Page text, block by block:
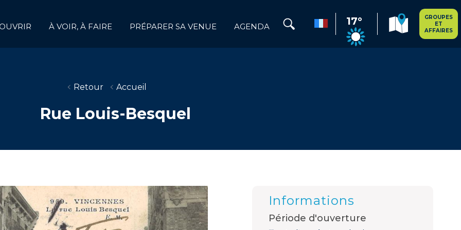
À VOIR, À FAIRE PRÉPARER SA VENUE AGENDA 17°
GROUPES
ET
AFFAIRES
Retour Accueil
Rue Louis-Besquel
Informations
Période d'ouverture